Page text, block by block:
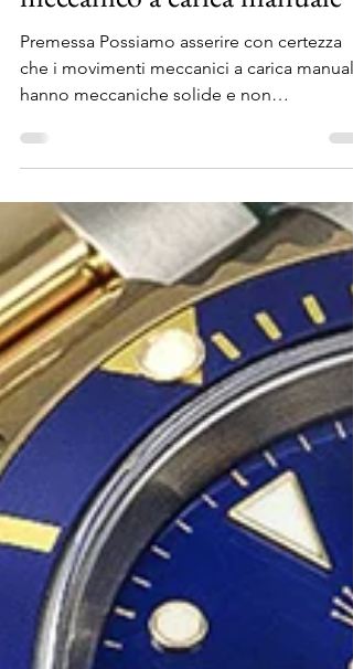
15 nov 2017
Tempo di lettura: 3 min
Come caricare un orologio
meccanico a carica manuale
che i movimenti meccanici a carica manuale
hanno meccaniche solide e non
particolarmente delicate...